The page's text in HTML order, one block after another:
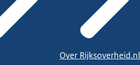
Over Rijksoverheid.nl